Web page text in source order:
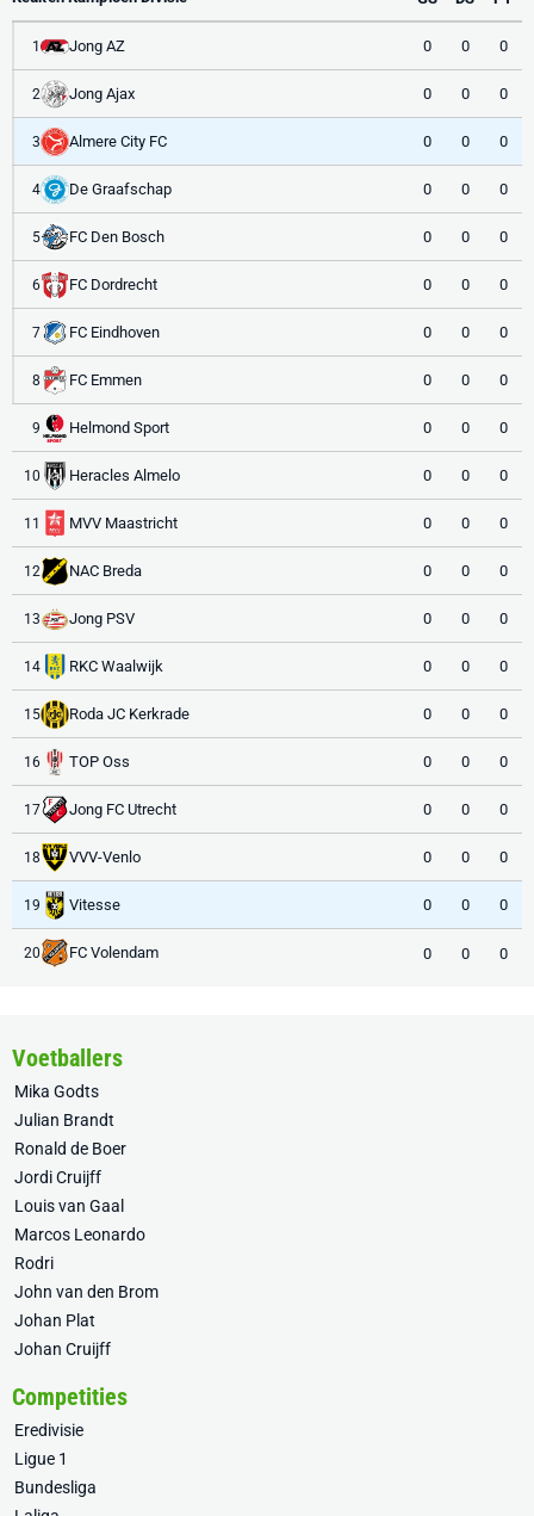
1 Jong AZ 0 0 0
2 Jong Ajax 0 0 0
3 Almere City FC 0 0 0
4 De Graafschap 0 0 0
5 FC Den Bosch 0 0 0
6 FC Dordrecht 0 0 0
7 FC Eindhoven 0 0 0
8 FC Emmen 0 0 0
9 Helmond Sport 0 0 0
10 Heracles Almelo 0 0 0
11 MVV Maastricht 0 0 0
12 NAC Breda 0 0 0
13 Jong PSV 0 0 0
14 RKC Waalwijk 0 0 0
15 Roda JC Kerkrade 0 0 0
16 TOP Oss 0 0 0
17 Jong FC Utrecht 0 0 0
18 VVV-Venlo 0 0 0
19 Vitesse 0 0 0
20 FC Volendam 0 0 0
Voetballers
Mika Godts
Julian Brandt
Ronald de Boer
Jordi Cruijff
Louis van Gaal
Marcos Leonardo
Rodri
John van den Brom
Johan Plat
Johan Cruijff
Competities
Eredivisie
Ligue 1
Bundesliga